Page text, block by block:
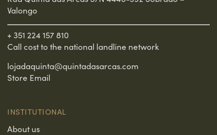
Valongo
+ 351 224 157 810
Call cost to the national landline network
lojadaquinta@quintadasarcas.com
Store Email
INSTITUTIONAL
About us